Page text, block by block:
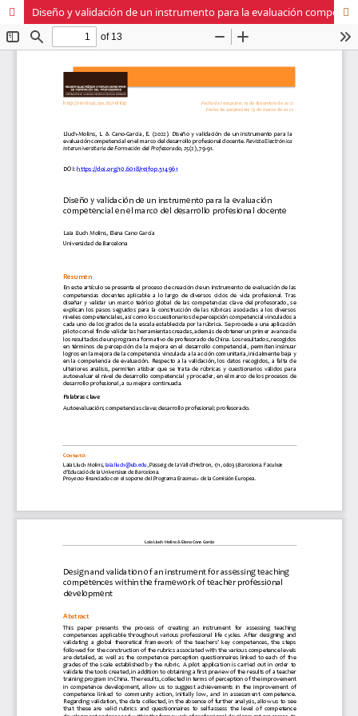
Diseño y validación de un instrumento para la evaluación competencial en el marco del desarrollo profesional docente